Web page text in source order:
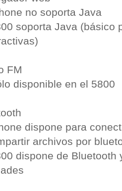
no soporta Java
Java (básico
FM
en el 5800
dispone para
archivos por
de Bluetooth y